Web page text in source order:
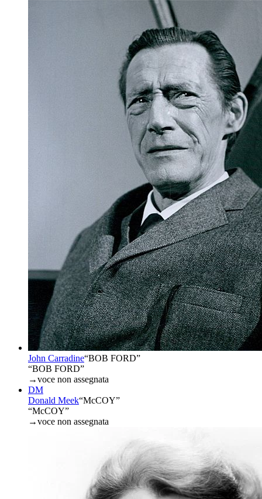
John Carradine“BOB FORD”
“BOB FORD”
→voce non assegnata
DM
Donald Meek“McCOY”
“McCOY”
→voce non assegnata